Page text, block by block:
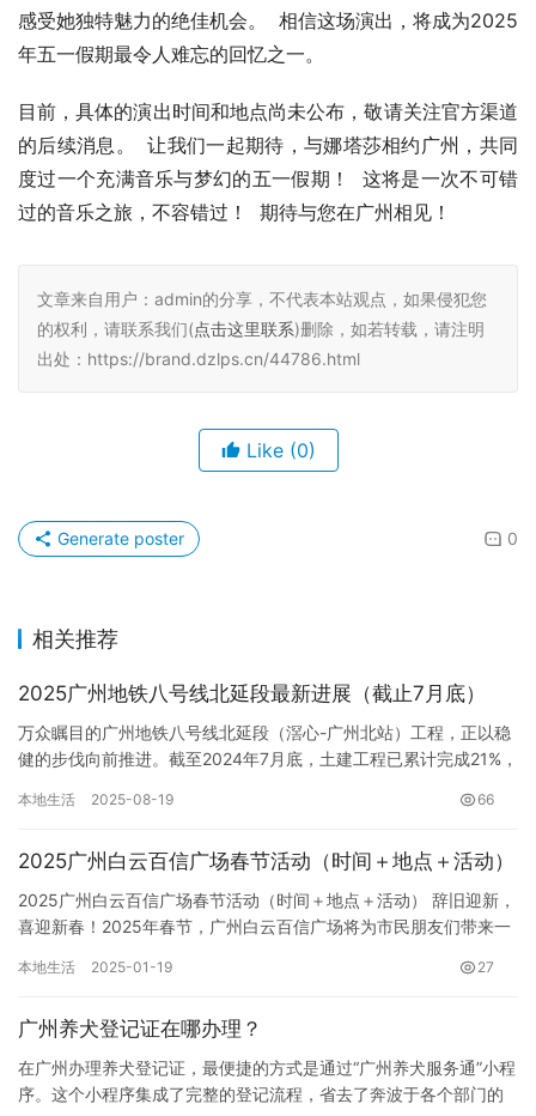
感受她独特魅力的绝佳机会。  相信这场演出，将成为2025
年五一假期最令人难忘的回忆之一。
目前，具体的演出时间和地点尚未公布，敬请关注官方渠道
的后续消息。  让我们一起期待，与娜塔莎相约广州，共同
度过一个充满音乐与梦幻的五一假期！  这将是一次不可错
过的音乐之旅，不容错过！  期待与您在广州相见！
文章来自用户：admin的分享，不代表本站观点，如果侵犯您
的权利，请联系我们(点击这里联系)删除，如若转载，请注明
出处：https://brand.dzlps.cn/44786.html
Like (0)
0
Generate poster
相关推荐
2025广州地铁八号线北延段最新进展（截止7月底）
万众瞩目的广州地铁八号线北延段（滘心-广州北站）工程，正以稳
健的步伐向前推进。截至2024年7月底，土建工程已累计完成21%，
本地生活 2025-08-19 66
2025广州白云百信广场春节活动（时间＋地点＋活动）
2025广州白云百信广场春节活动（时间＋地点＋活动） 辞旧迎新，
喜迎新春！2025年春节，广州白云百信广场将为市民朋友们带来一
本地生活 2025-01-19 27
广州养犬登记证在哪办理？
在广州办理养犬登记证，最便捷的方式是通过“广州养犬服务通”小程
序。这个小程序集成了完整的登记流程，省去了奔波于各个部门的